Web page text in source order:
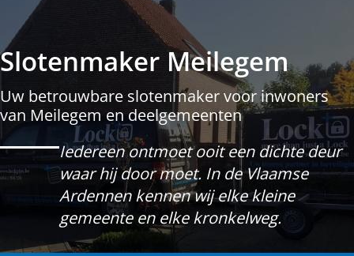
Slotenmaker Meilegem
Uw betrouwbare slotenmaker voor inwoners
van Meilegem en deelgemeenten
Iedereen ontmoet ooit een dichte deur
waar hij door moet. In de Vlaamse
Ardennen kennen wij elke kleine
gemeente en elke kronkelweg.